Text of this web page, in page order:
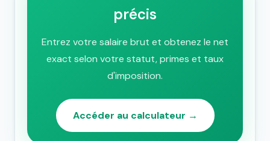
précis
Entrez votre salaire brut et obtenez le net
exact selon votre statut, primes et taux
d'imposition.
Accéder au calculateur →